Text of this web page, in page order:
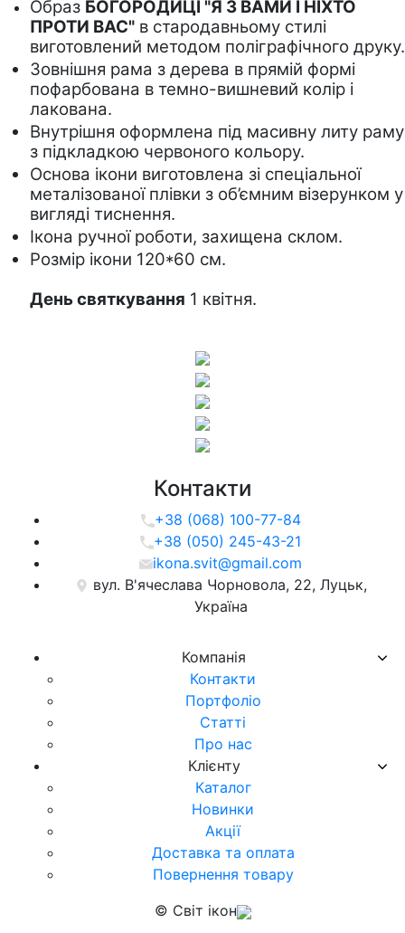
Образ БОГОРОДИЦІ "Я З ВАМИ І НІХТО
ПРОТИ ВАС" в стародавньому стилі
виготовлений методом поліграфічного друку.
Зовнішня рама з дерева в прямій формі
пофарбована в темно-вишневий колір і
лакована.
Внутрішня оформлена під масивну литу раму
з підкладкою червоного кольору.
Основа ікони виготовлена зі спеціальної
металізованої плівки з об’ємним візерунком у
вигляді тиснення.
Ікона ручної роботи, захищена склом.
Розмір ікони 120*60 см.
День святкування 1 квітня.
Компанія
Контакти
Портфоліо
Статті
Про нас
Клієнту
Каталог
Новинки
Акції
Доставка та оплата
Повернення товару
Контакти
+38 (068) 100-77-84
+38 (050) 245-43-21
ikona.svit@gmail.com
вул. В'ячеслава Чорновола, 22, Луцьк,
Україна
© Світ ікон